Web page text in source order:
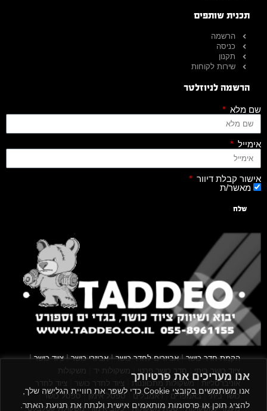
אנו מעריכים את פרטיותך
אנו משתמשים בקובצי Cookie כדי לשפר את חוויית הגלישה שלך,
להציג תוכן או פרסומות מותאמים אישית ולנתח את תנועת האתר.
תכנית שותפים
הרשמה
כניסה
תקנון
שירות לקוחות
הרשמה לניוזלטר
שם מלא
אימייל
אישור קבלת דיוור
מאשר/ת
שלח
הקמת חדר כושר|אביזרים לחדר כושר|אביזרי כושר|ציוד כושר|
ציוד כושר ביתי חדר כושר פרטי משקולות יד
משקולות
אוניברסליות |משקולות מתכווננות ציוד לחדר כושר
ציוד לחדר
כושר ביתי|באמפרים |דאמבלים |ספסל אימון | ספסל כושר|
מעמד למשקולות|ספת משקולות |כלוב אימון|משקולת קטלבלס